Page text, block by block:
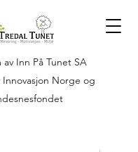
av Inn På Tunet SA
Norge og